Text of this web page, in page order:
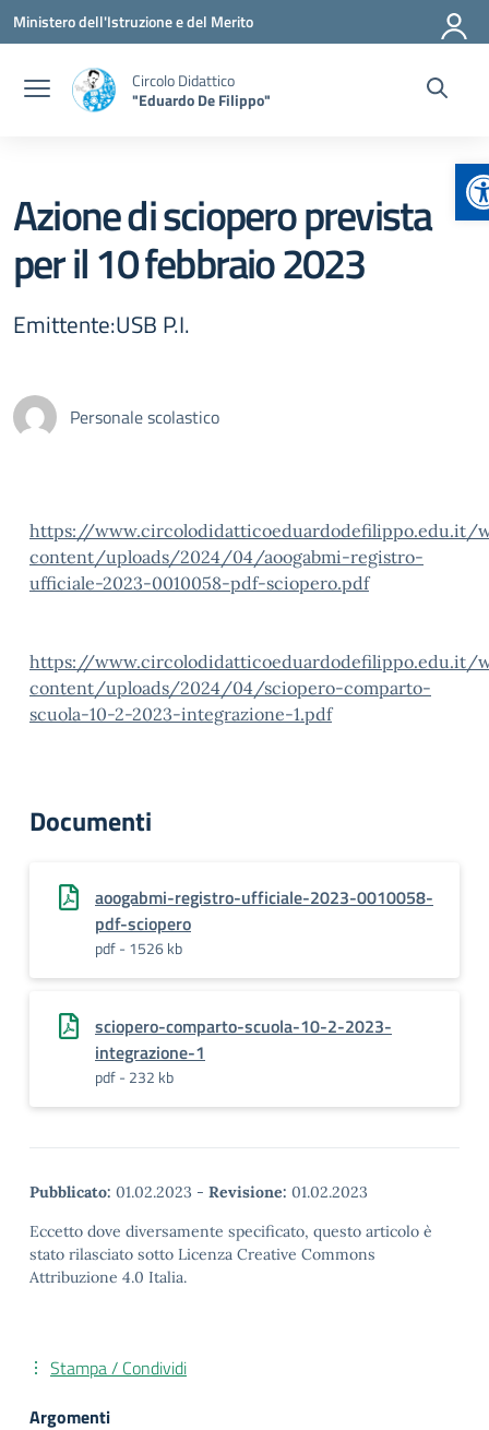
Vai ai contenuti
Vai al menu di navigazione
Vai al footer
Ministero dell'Istruzione e del Merito
Circolo Didattico
"Eduardo De Filippo"
Azione di sciopero prevista
per il 10 febbraio 2023
Emittente:USB P.I.
Personale scolastico
https://www.circolodidatticoeduardodefilippo.edu.it/
content/uploads/2024/04/aoogabmi-registro-
ufficiale-2023-0010058-pdf-sciopero.pdf
https://www.circolodidatticoeduardodefilippo.edu.it/
content/uploads/2024/04/sciopero-comparto-
scuola-10-2-2023-integrazione-1.pdf
Documenti
aoogabmi-registro-ufficiale-2023-0010058-
pdf-sciopero
pdf - 1526 kb
sciopero-comparto-scuola-10-2-2023-
integrazione-1
pdf - 232 kb
Pubblicato: 01.02.2023 - Revisione: 01.02.2023
Eccetto dove diversamente specificato, questo articolo è
stato rilasciato sotto Licenza Creative Commons
Attribuzione 4.0 Italia.
Stampa / Condividi
Argomenti